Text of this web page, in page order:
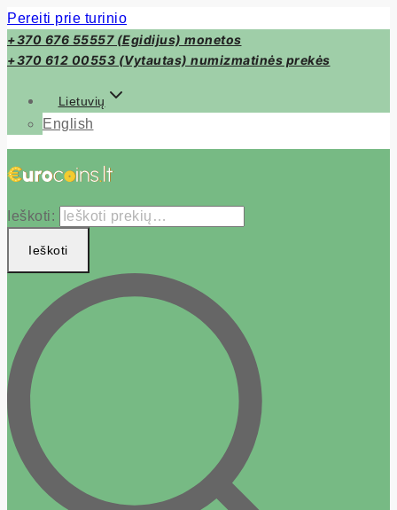
Pereiti prie turinio
+370 676 55557 (Egidijus) monetos
+370 612 00553 (Vytautas) numizmatinės prekės
Lietuvių
English
Ieškoti:
Ieškoti